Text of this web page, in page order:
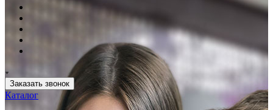
Заказать звонок
Каталог